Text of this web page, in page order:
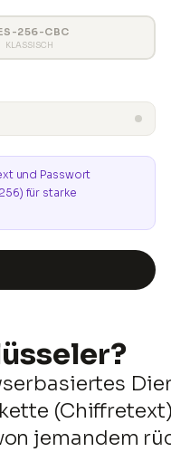
256-CBC
KLASSISCH
und Passwort
für starke
jemandem